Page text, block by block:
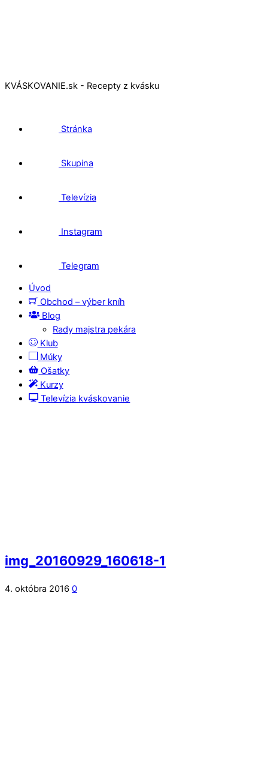
KVÁSKOVANIE.sk - Recepty z kvásku
Stránka
Skupina
Televízia
Instagram
Telegram
Úvod
Obchod – výber kníh
Blog
Rady majstra pekára
Klub
Múky
Ošatky
Kurzy
Televízia kváskovanie
img_20160929_160618-1
4. októbra 2016 0